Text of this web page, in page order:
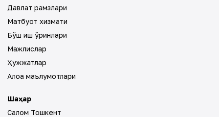
Давлат рамзлари
Матбуот хизмати
Бўш иш ўринлари
Мажлислар
Ҳужжатлар
Алоқа маълумотлари
Шаҳар
Салом Тошкент